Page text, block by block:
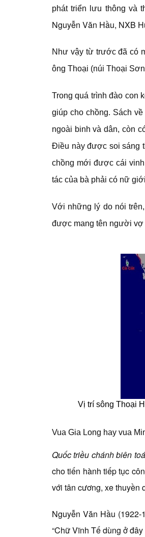
phát triển lưu thông và
Nguyễn Văn Hầu, NXB
Như vậy từ trước đã có
ông Thoại (núi Thoại
Trong quá trình đào con
giúp cho chồng. Sách
ngoài binh và dân, còn
Điều này được soi sáng
chồng mới được cái
tác của bà phải có nữ
Với những lý do nói
được mang tên người vợ
Vị trí sông Thoại
Vua Gia Long hay vua
Quốc triều chánh biên
cho tiến hành tiếp tục
với tân cương, xe thuyền
Nguyễn Văn Hầu
“Chữ Vĩnh Tế dùng ở